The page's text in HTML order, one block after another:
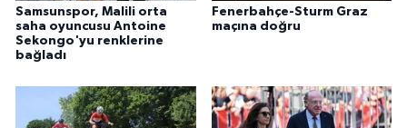
Samsunspor, Malili orta
saha oyuncusu Antoine
Sekongo'yu renklerine
bağladı
Fenerbahçe-Sturm Graz
maçına doğru